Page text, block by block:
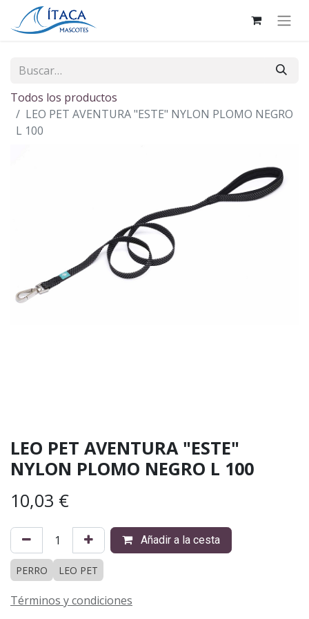
Todos los productos
LEO PET AVENTURA "ESTE" NYLON PLOMO NEGRO
L 100
LEO PET AVENTURA "ESTE"
NYLON PLOMO NEGRO L 100
10,03 €
Añadir a la cesta
PERRO LEO PET
Términos y condiciones